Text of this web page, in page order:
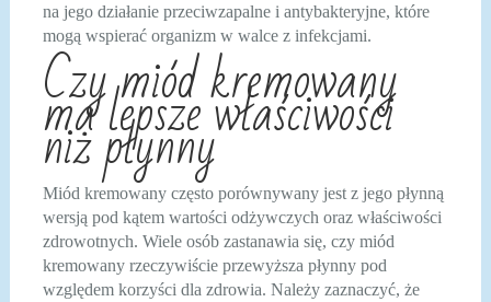
na jego działanie przeciwzapalne i antybakteryjne, które
mogą wspierać organizm w walce z infekcjami.
Czy miód kremowany
ma lepsze właściwości
niż płynny
Miód kremowany często porównywany jest z jego płynną
wersją pod kątem wartości odżywczych oraz właściwości
zdrowotnych. Wiele osób zastanawia się, czy miód
kremowany rzeczywiście przewyższa płynny pod
względem korzyści dla zdrowia. Należy zaznaczyć, że